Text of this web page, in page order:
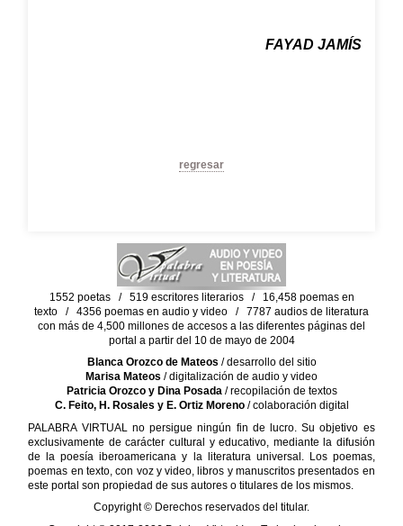
FAYAD JAMÍS
regresar
1552 poetas / 519 escritores literarios / 16,458 poemas en
texto / 4356 poemas en audio y video / 7787 audios de literatura
con más de 4,500 millones de accesos a las diferentes páginas del
portal a partir del 10 de mayo de 2004
Blanca Orozco de Mateos / desarrollo del sitio
Marisa Mateos / digitalización de audio y video
Patricia Orozco y Dina Posada/ recopilación de textos
C. Feito, H. Rosales y E. Ortiz Moreno/ colaboración digital
PALABRA VIRTUAL no persigue ningún fin de lucro. Su objetivo es
exclusivamente de carácter cultural y educativo, mediante la difusión
de la poesía iberoamericana y la literatura universal. Los poemas,
poemas en texto, con voz y video, libros y manuscritos presentados en
este portal son propiedad de sus autores o titulares de los mismos.
Copyright © Derechos reservados del titular.